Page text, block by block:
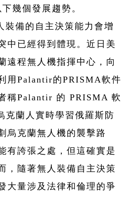
幾個發展趨勢。
裝備的自主決策能力會增
中已經得到體現。近日美
遠程無人機指揮中心，向
用Palantir的PRISMA軟件
稱Palantir 的 PRISMA 軟
蘭人實時學習俄羅斯防
烏克蘭無人機的襲擊路
有誇張之處，但這確實是
，隨著無人裝備自主決策
大量涉及法律和倫理的爭